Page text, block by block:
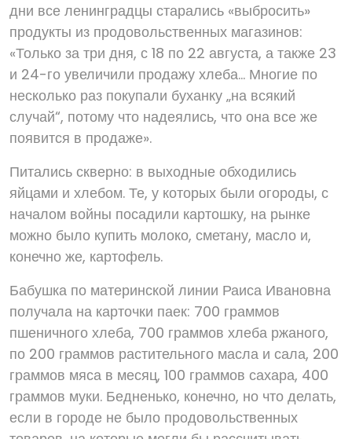
дни все ленинградцы старались «выбросить»
продукты из продовольственных магазинов:
«Только за три дня, с 18 по 22 августа, а также 23
и 24-го увеличили продажу хлеба… Многие по
несколько раз покупали буханку „на всякий
случай“, потому что надеялись, что она все же
появится в продаже».
Питались скверно: в выходные обходились
яйцами и хлебом. Те, у которых были огороды, с
началом войны посадили картошку, на рынке
можно было купить молоко, сметану, масло и,
конечно же, картофель.
Бабушка по материнской линии Раиса Ивановна
получала на карточки паек: 700 граммов
пшеничного хлеба, 700 граммов хлеба ржаного,
по 200 граммов растительного масла и сала, 200
граммов мяса в месяц, 100 граммов сахара, 400
граммов муки. Бедненько, конечно, но что делать,
если в городе не было продовольственных